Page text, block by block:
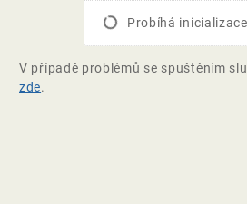
Probíhá
V případě problémů se spuštěním
zde.